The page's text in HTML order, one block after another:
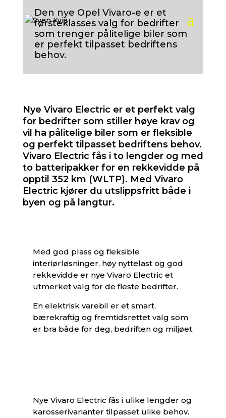
Den nye Opel Vivaro-e er et
førsteklasses valg for bedrifter
som trenger pålitelige biler som
er perfekt tilpasset bedriftens
behov.
Nye Vivaro Electric er et perfekt valg
for bedrifter som stiller høye krav og
vil ha pålitelige biler som er fleksible
og perfekt tilpasset bedriftens behov.
Vivaro Electric fås i to lengder og med
to batteripakker for en rekkevidde på
opptil 352 km (WLTP). Med Vivaro
Electric kjører du utslippsfritt både i
byen og på langtur.
Med god plass og fleksible
interiørløsninger, høy nyttelast og god
rekkevidde er nye Vivaro Electric et
utmerket valg for de fleste bedrifter.
En elektrisk varebil er et smart,
bærekraftig og fremtidsrettet valg som
er bra både for deg, bedriften og miljøet.
Nye Vivaro Electric fås i ulike lengder og
karosserivarianter tilpasset ulike behov.